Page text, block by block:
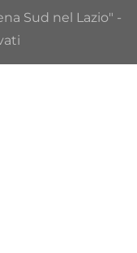
Sud nel Lazio" -